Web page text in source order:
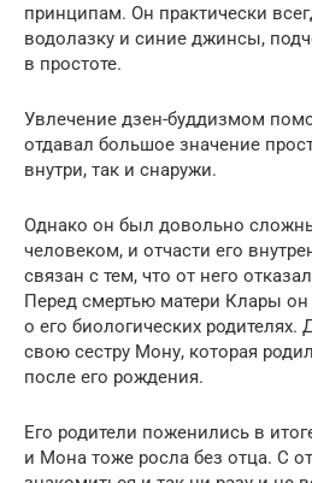
принципам. Он практически
водолазку и синие джинсы,
в простоте.
Увлечение дзен-буддизмом
отдавал большое значение
внутри, так и снаружи.
Однако он был довольно
человеком, и отчасти его
связан с тем, что от него
Перед смертью матери Клары
о его биологических
свою сестру Мону, которая
после его рождения.
Его родители поженились в
и Мона тоже росла без отца. С